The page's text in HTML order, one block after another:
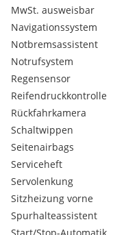
MwSt. ausweisbar
Navigationssystem
Notbremsassistent
Notrufsystem
Regensensor
Reifendruckkontrolle
Rückfahrkamera
Schaltwippen
Seitenairbags
Serviceheft
Servolenkung
Sitzheizung vorne
Spurhalteassistent